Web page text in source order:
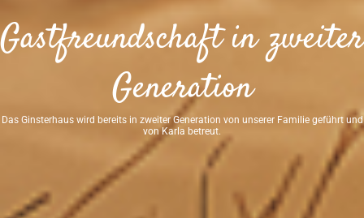
Gastfreundschaft in zweiter
Generation
Das Ginsterhaus wird bereits in zweiter Generation von unserer Familie geführt und
von Karla betreut.